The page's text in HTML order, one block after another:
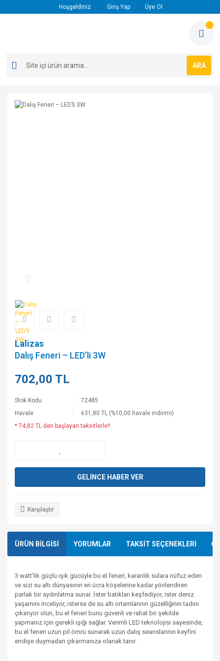
Hoşgeldiniz Giriş Yap Üye Ol
ARA
Lalizas
Dalış Feneri – LED’li 3W
702,00 TL
Stok Kodu
72485
Havale
631,80 TL (%10,00 havale indirimi)
* 74,82 TL den başlayan taksitlerle!!
GELİNCE HABER VER
Karşılaştır
ÜRÜN BİLGİSİ YORUMLAR TAKSİT SEÇENEKLERİ
3 watt'lık güçlü ışık gücüyle bu el feneri, karanlık sulara nüfuz eden
ve sizi su altı dünyasının en ücra köşelerine kadar yönlendiren
parlak bir aydınlatma sunar. İster batıkları keşfediyor, ister deniz
yaşamını inceliyor, isterse de su altı ortamlarının güzelliğinin tadını
çıkarıyor olun, bu el feneri bunu güvenli ve rahat bir şekilde
yapmanız için gerekli ışığı sağlar. Verimli LED teknolojisi sayesinde,
bu el feneri uzun pil ömrü sunarak uzun dalış seanslarının keyfini
endişe duymadan çıkarmanıza olanak tanır.